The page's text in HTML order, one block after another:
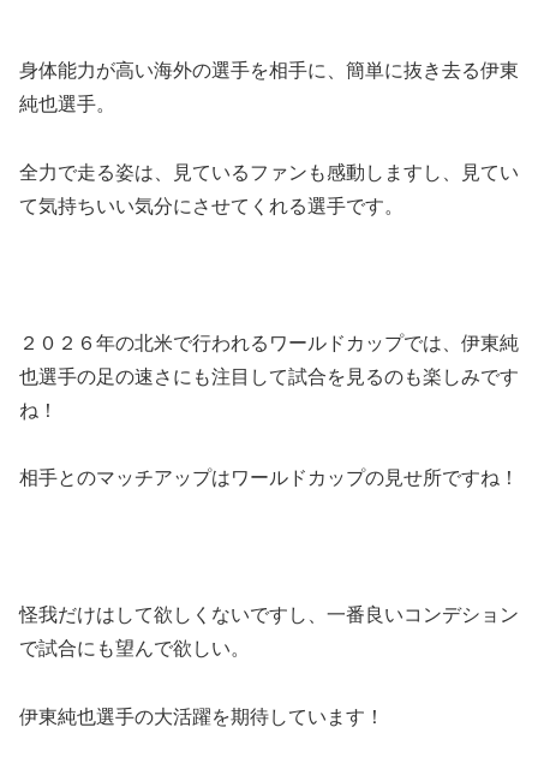
身体能力が高い海外の選手を相手に、簡単に抜き去る伊東
純也選手。
全力で走る姿は、見ているファンも感動しますし、見てい
て気持ちいい気分にさせてくれる選手です。
２０２６年の北米で行われるワールドカップでは、伊東純
也選手の足の速さにも注目して試合を見るのも楽しみです
ね！
相手とのマッチアップはワールドカップの見せ所ですね！
怪我だけはして欲しくないですし、一番良いコンデション
で試合にも望んで欲しい。
伊東純也選手の大活躍を期待しています！